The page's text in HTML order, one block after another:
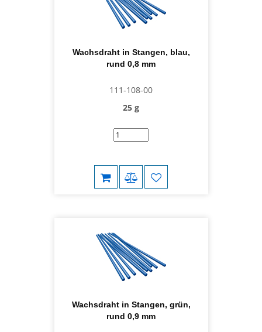
Wachsdraht in Stangen, blau,
rund 0,8 mm
111-108-00
25 g
Wachsdraht in Stangen, grün,
rund 0,9 mm